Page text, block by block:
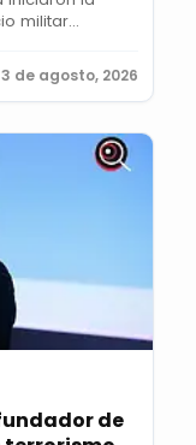
militar...
3 de agosto, 2026
de